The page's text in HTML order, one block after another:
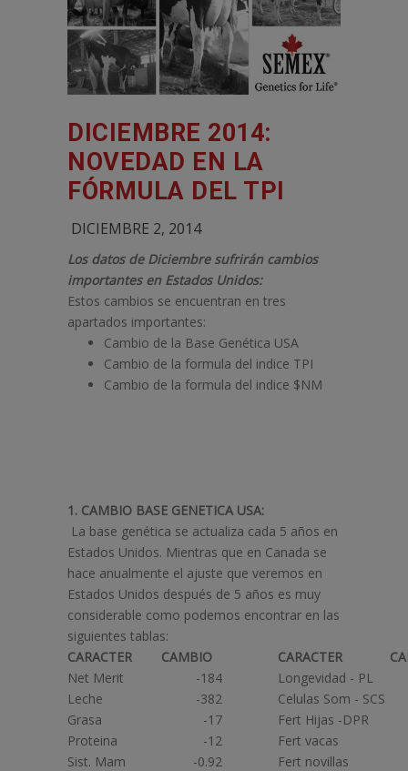
DICIEMBRE 2014:
NOVEDAD EN LA
FÓRMULA DEL TPI
DICIEMBRE 2, 2014
Los datos de Diciembre sufrirán cambios
importantes en Estados Unidos:
Estos cambios se encuentran en tres
apartados importantes:
Cambio de la Base Genética USA
Cambio de la formula del indice TPI
Cambio de la formula del indice $NM
1. CAMBIO BASE GENETICA USA:
La base genética se actualiza cada 5 años en
Estados Unidos. Mientras que en Canada se
hace anualmente el ajuste que veremos en
Estados Unidos después de 5 años es muy
considerable como podemos encontrar en las
siguientes tablas:
CARACTER
CAMBIO CARACTER
Net Merit
-184
Longevidad - PL
Leche
-382
Celulas Som - SCS
Grasa
-17
Fert Hijas -DPR
Proteina
-12
Fert vacas
Sist. Mam
-0.92
Fert novillas